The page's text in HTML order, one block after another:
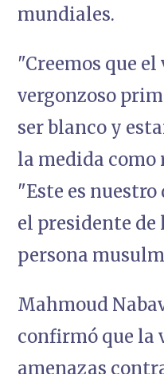
mundiales.
"Creemos que
vergonzoso
ser blanco y
la medida como
"Este es
el presidente de
persona
Mahmoud
confirmó que la
amenazas